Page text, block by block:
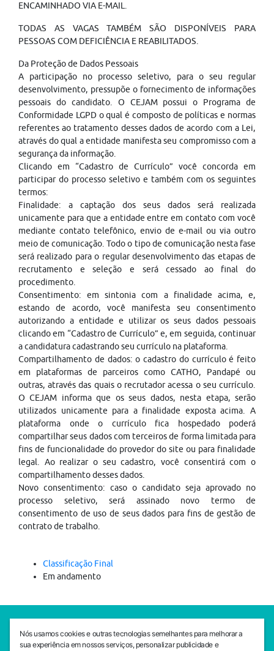
ENCAMINHADO VIA E-MAIL.
TODAS AS VAGAS TAMBÉM SÃO DISPONÍVEIS PARA
PESSOAS COM DEFICIÊNCIA E REABILITADOS.
Da Proteção de Dados Pessoais
A participação no processo seletivo, para o seu regular
desenvolvimento, pressupõe o fornecimento de informações
pessoais do candidato. O CEJAM possui o Programa de
Conformidade LGPD o qual é composto de políticas e normas
referentes ao tratamento desses dados de acordo com a Lei,
através do qual a entidade manifesta seu compromisso com a
segurança da informação.
Clicando em “Cadastro de Currículo” você concorda em
participar do processo seletivo e também com os seguintes
termos:
Finalidade: a captação dos seus dados será realizada
unicamente para que a entidade entre em contato com você
mediante contato telefônico, envio de e-mail ou via outro
meio de comunicação. Todo o tipo de comunicação nesta fase
será realizado para o regular desenvolvimento das etapas de
recrutamento e seleção e será cessado ao final do
procedimento.
Consentimento: em sintonia com a finalidade acima, e,
estando de acordo, você manifesta seu consentimento
autorizando a entidade e utilizar os seus dados pessoais
clicando em “Cadastro de Currículo” e, em seguida, continuar
a candidatura cadastrando seu currículo na plataforma.
Compartilhamento de dados: o cadastro do currículo é feito
em plataformas de parceiros como CATHO, Pandapé ou
outras, através das quais o recrutador acessa o seu currículo.
O CEJAM informa que os seus dados, nesta etapa, serão
utilizados unicamente para a finalidade exposta acima. A
plataforma onde o currículo fica hospedado poderá
compartilhar seus dados com terceiros de forma limitada para
fins de funcionalidade do provedor do site ou para finalidade
legal. Ao realizar o seu cadastro, você consentirá com o
compartilhamento desses dados.
Novo consentimento: caso o candidato seja aprovado no
processo seletivo, será assinado novo termo de
consentimento de uso de seus dados para fins de gestão de
contrato de trabalho.
Classificação Final
Em andamento
SEDE CEJAM
Av. da Liberdade, 765, Liberdade, São Paulo, 01503-001
Nós usamos cookies e outras tecnologias semelhantes para melhorar a
sua experiência em nossos serviços, personalizar publicidade e